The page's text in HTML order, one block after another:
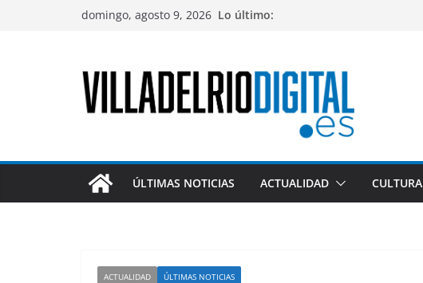
domingo, agosto 9, 2026 Lo último:
ÚLTIMAS NOTICIAS ACTUALIDAD CULTURA
ACTUALIDAD ÚLTIMAS NOTICIAS